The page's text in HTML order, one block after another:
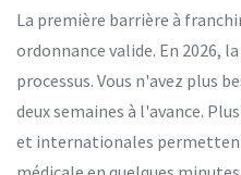
La première barrière à
ordonnance valide. En 2026,
processus. Vous n'avez plus
deux semaines à l'avance.
et internationales